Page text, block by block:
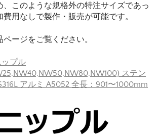
、このような規格外の特注サイズであっ
用なしで製作・販売が可能です。
ージをご覧ください。
プル
ステン
アルミ A5052 全長：901〜1000mm